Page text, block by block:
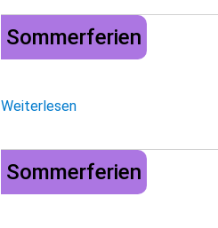
Sommerferien
Weiterlesen
Sommerferien